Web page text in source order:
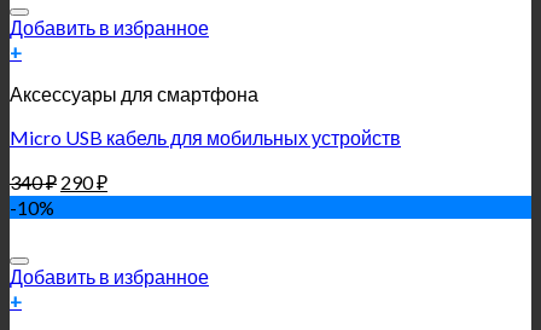
Добавить в избранное
+
Аксессуары для смартфона
Micro USB кабель для мобильных устройств
340₽ 290₽
-10%
Добавить в избранное
+